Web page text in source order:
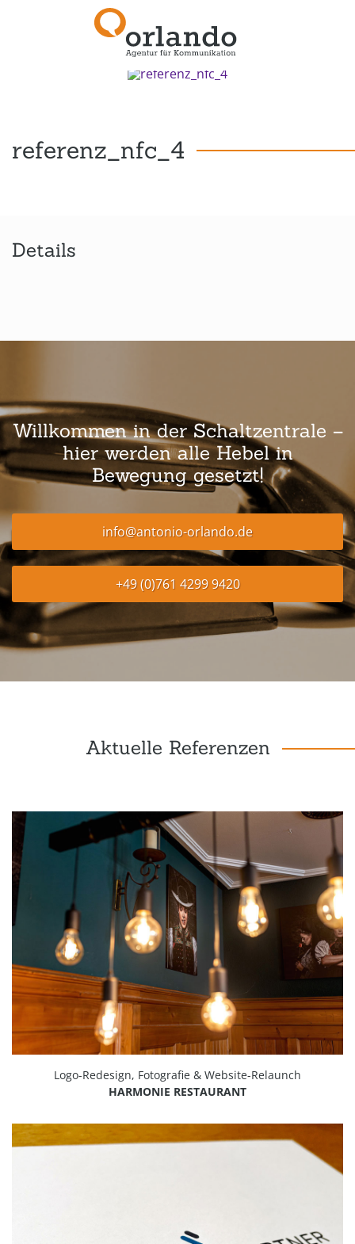
referenz_nfc_4
Details
Willkommen in der Schaltzentrale –
hier werden alle Hebel in
Bewegung gesetzt!
info@antonio-orlando.de
+49 (0)761 4299 9420
Aktuelle Referenzen
Logo-Redesign, Fotografie & Website-Relaunch
HARMONIE RESTAURANT